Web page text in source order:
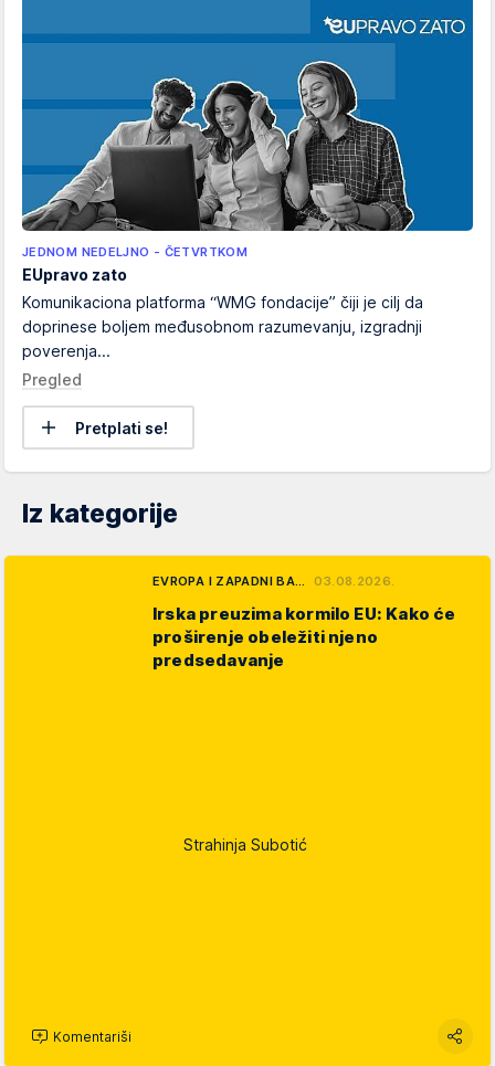
JEDNOM NEDELJNO - ČETVRTKOM
EUpravo zato
Komunikaciona platforma “WMG fondacije” čiji je cilj da
doprinese boljem međusobnom razumevanju, izgradnji
poverenja...
Pregled
Pretplati se!
Iz kategorije
EVROPA I ZAPADNI BA… 03.08.2026.
Irska preuzima kormilo EU: Kako će
proširenje obeležiti njeno
predsedavanje
Strahinja Subotić
Komentariši